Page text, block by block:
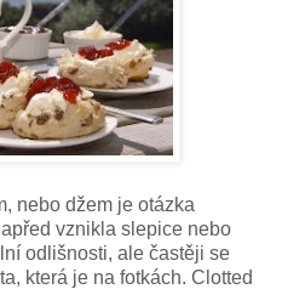
nebo džem je otázka
vznikla slepice nebo
odlišnosti, ale častěji se
která je na fotkách. Clotted